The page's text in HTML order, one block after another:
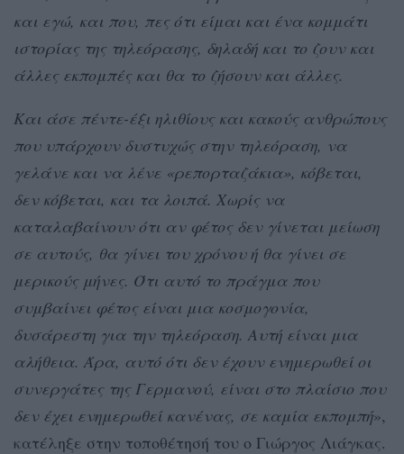
και εγώ, και που, πες ότι είμαι και ένα κομμάτι
ιστορίας της τηλεόρασης, δηλαδή και το ζουν και
άλλες εκπομπές και θα το ζήσουν και άλλες.
Και άσε πέντε-έξι ηλιθίους και κακούς ανθρώπους
που υπάρχουν δυστυχώς στην τηλεόραση, να
γελάνε και να λένε «ρεπορταζάκια», κόβεται,
δεν κόβεται, και τα λοιπά. Χωρίς να
καταλαβαίνουν ότι αν φέτος δεν γίνεται μείωση
σε αυτούς, θα γίνει του χρόνου ή θα γίνει σε
μερικούς μήνες. Ότι αυτό το πράγμα που
συμβαίνει φέτος είναι μια κοσμογονία,
δυσάρεστη για την τηλεόραση. Αυτή είναι μια
αλήθεια. Άρα, αυτό ότι δεν έχουν ενημερωθεί οι
συνεργάτες της Γερμανού, είναι στο πλαίσιο που
δεν έχει ενημερωθεί κανένας, σε καμία εκπομπή»,
κατέληξε στην τοποθέτησή του ο Γιώργος Λιάγκας.